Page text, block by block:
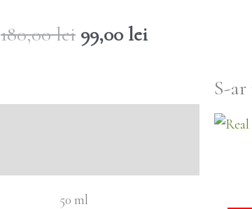
180,00lei Prețul
fost:
99,00 leiPrețul
99,00 lei.
50 ml
S-